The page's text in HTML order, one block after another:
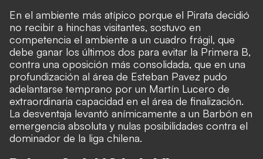
En el ambiente más atípico porque el Pirata decidió
no recibir a hinchas visitantes, sostuvo en
competencia el ambiente a un cuadro frágil, que
debe ganar los últimos dos para evitar la Primera B,
contra una oposición más consolidada, que en una
profundización al área de Esteban Pavez pudo
adelantarse temprano por un Martín Lucero de
extraordinaria capacidad en el área de finalización.
La desventaja levantó anímicamente a un Barbón en
emergencia absoluta y nulas posibilidades contra el
dominador de la liga chilena.